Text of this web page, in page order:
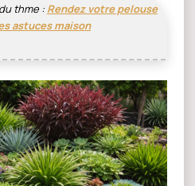
thme : Rendez votre pelouse
astuces maison